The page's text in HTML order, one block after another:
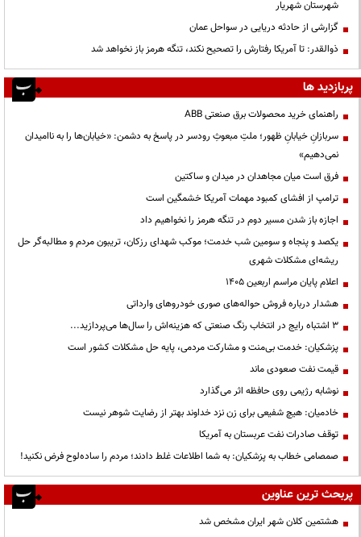
شهرستان شهریار
گزارشی از حادثه دریایی در سواحل عمان
ذوالقدر: تا آمریکا رفتارش را تصحیح نکند، تنگه هرمز باز نخواهد شد
پربازدید ها
راهنمای خرید محصولات برق صنعتی ABB
سربازانِ خیابانِ ظهور؛ ملتِ مبعوثِ رودسر در پاسخ به دشمن: «خیابان‌ها را به ناامیدان
نمی‌دهیم»
فرق است میان مجاهدان در میدان و ساکتین
ترامپ از افشای کمبود مهمات آمریکا خشمگین است
اجازه باز شدن مسیر دوم در تنگه هرمز را نخواهیم داد
یکصد و پنجاه و سومین شب خدمت؛ موکب شهدای رزکان، تریبون مردم و مطالبه‌گر حل
ریشه‌ای مشکلات شهری
اعلام پایان مراسم اربعین ۱۴۰۵
هشدار درباره فروش حواله‌های صوری خودروهای وارداتی
3 اشتباه رایج در انتخاب رنگ صنعتی که هزینه‌اش را سال‌ها می‌پردازید...
پزشکیان: خدمت بی‌منت و مشارکت مردمی، پایه حل مشکلات کشور است
قیمت نفت صعودی ماند
نوشابه رژیمی روی حافظه اثر می‌گذارد
خادمیان: هیچ شفیعی برای زن نزد خداوند بهتر از رضایت شوهر نیست
توقف صادرات نفت عربستان به آمریکا
صمصامی خطاب به پزشکیان: به شما اطلاعات غلط دادند؛ مردم را ساده‌لوح فرض نکنید!
پربحث ترین عناوین
هشتمین کلان شهر ایران مشخص شد